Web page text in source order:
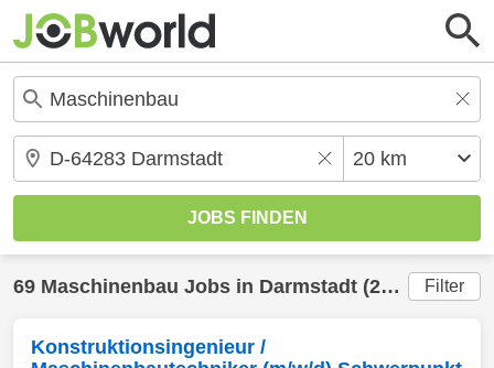
69 Maschinenbau Jobs in Darmstadt (20 km) gefunden Filter
Konstruktionsingenieur /